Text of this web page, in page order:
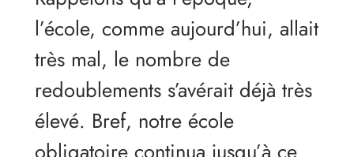
l’école, comme aujourd’hui, allait
très mal, le nombre de
redoublements s’avérait déjà très
élevé. Bref, notre école